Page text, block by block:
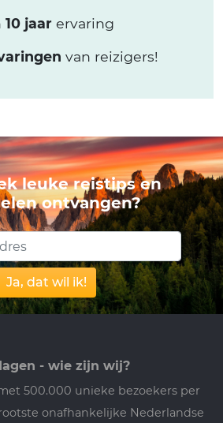
10 jaar ervaring
van reizigers!
leuke reistips en
ontvangen?
Ja, dat wil ik!
- wie zijn wij?
500.000 unieke bezoekers per
onafhankelijke Nederlandse